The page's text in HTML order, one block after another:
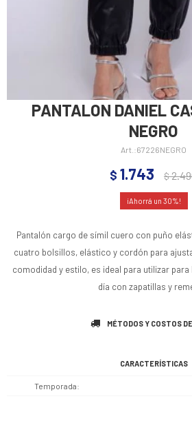
PANTALON DANIEL
NEGRO
67226NEGRO
$ 1.743 $
30
Pantalón cargo de símil cuero con puño
cuatro bolsillos, elástico y cordón para
comodidad y estilo, es ideal para utilizar
día con zapatillas y
MÉTODOS Y COSTOS
CARACTERÍSTICAS
Temporada